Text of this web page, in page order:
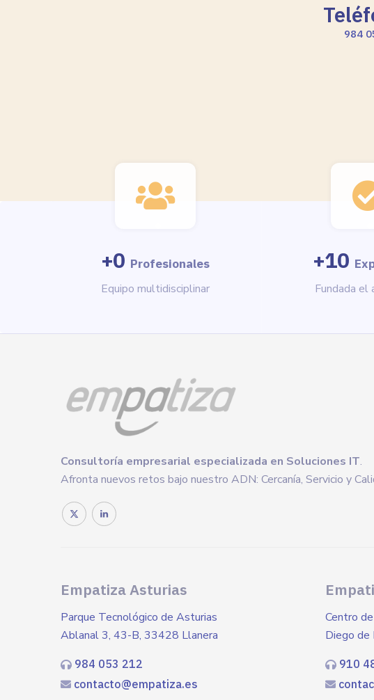
984
+0 Profesionales
Equipo multidisciplinar
+10
Fundada el
Consultoría empresarial especializada en Soluciones IT.
Afronta nuevos retos bajo nuestro ADN: Cercanía, Servicio y
Empatiza Asturias
Parque Tecnológico de Asturias
Ablanal 3, 43-B, 33428 Llanera
984 053 212
contacto@empatiza.es
Centro
Diego de
910